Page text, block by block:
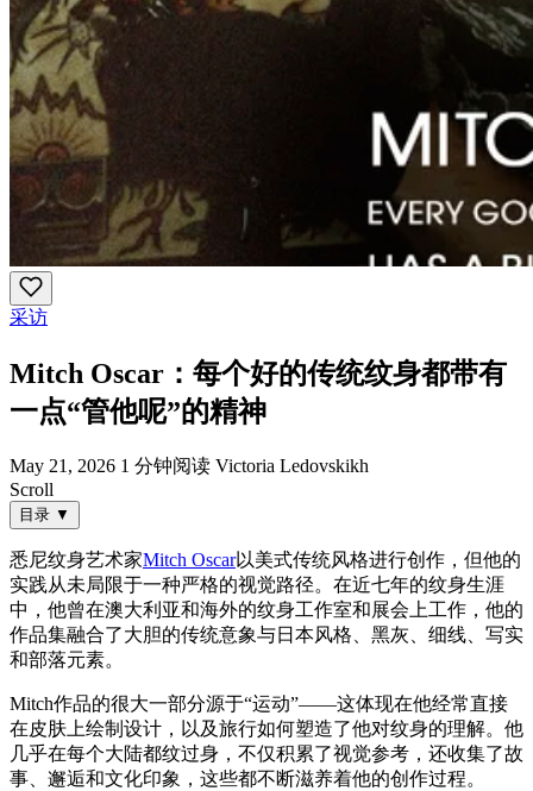
采访
Mitch Oscar：每个好的传统纹身都带有
一点“管他呢”的精神
May 21, 2026 1 分钟阅读 Victoria Ledovskikh
Scroll
目录 ▼
悉尼纹身艺术家Mitch Oscar以美式传统风格进行创作，但他的
实践从未局限于一种严格的视觉路径。在近七年的纹身生涯
中，他曾在澳大利亚和海外的纹身工作室和展会上工作，他的
作品集融合了大胆的传统意象与日本风格、黑灰、细线、写实
和部落元素。
Mitch作品的很大一部分源于“运动”——这体现在他经常直接
在皮肤上绘制设计，以及旅行如何塑造了他对纹身的理解。他
几乎在每个大陆都纹过身，不仅积累了视觉参考，还收集了故
事、邂逅和文化印象，这些都不断滋养着他的创作过程。